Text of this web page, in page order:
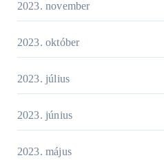
2023. november
2023. október
2023. július
2023. június
2023. május